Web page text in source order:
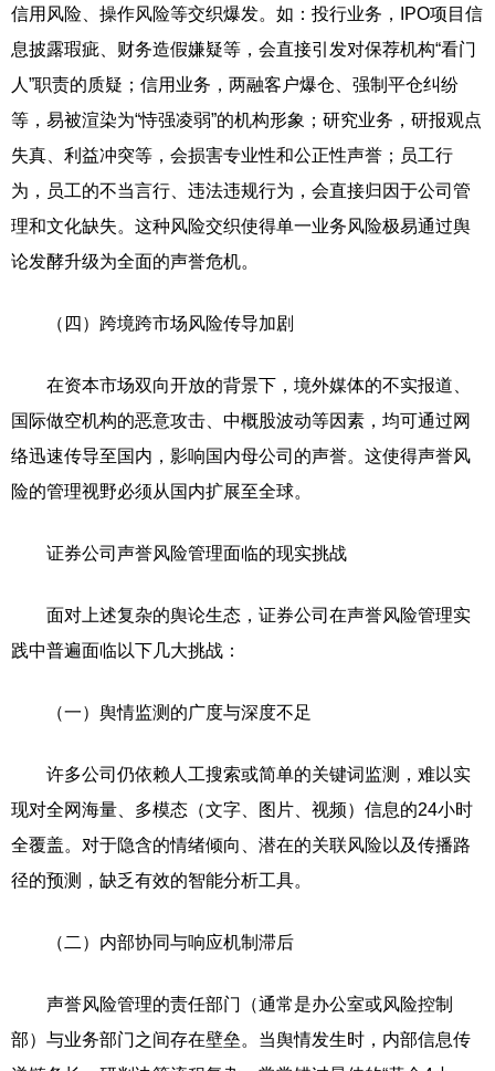
信用风险、操作风险等交织爆发。如：投行业务，IPO项目信
息披露瑕疵、财务造假嫌疑等，会直接引发对保荐机构“看门
人”职责的质疑；信用业务，两融客户爆仓、强制平仓纠纷
等，易被渲染为“恃强凌弱”的机构形象；研究业务，研报观点
失真、利益冲突等，会损害专业性和公正性声誉；员工行
为，员工的不当言行、违法违规行为，会直接归因于公司管
理和文化缺失。这种风险交织使得单一业务风险极易通过舆
论发酵升级为全面的声誉危机。
（四）跨境跨市场风险传导加剧
在资本市场双向开放的背景下，境外媒体的不实报道、
国际做空机构的恶意攻击、中概股波动等因素，均可通过网
络迅速传导至国内，影响国内母公司的声誉。这使得声誉风
险的管理视野必须从国内扩展至全球。
证券公司声誉风险管理面临的现实挑战
面对上述复杂的舆论生态，证券公司在声誉风险管理实
践中普遍面临以下几大挑战：
（一）舆情监测的广度与深度不足
许多公司仍依赖人工搜索或简单的关键词监测，难以实
现对全网海量、多模态（文字、图片、视频）信息的24小时
全覆盖。对于隐含的情绪倾向、潜在的关联风险以及传播路
径的预测，缺乏有效的智能分析工具。
（二）内部协同与响应机制滞后
声誉风险管理的责任部门（通常是办公室或风险控制
部）与业务部门之间存在壁垒。当舆情发生时，内部信息传